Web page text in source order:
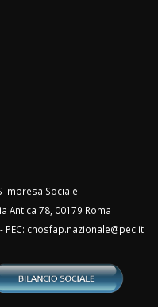
Impresa Sociale
Antica 78, 00179 Roma
cnosfap.nazionale@pec.it